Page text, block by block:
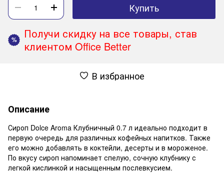
Купить
%
Получи скидку на все товары, став
клиентом Office Better
В избранное
Описание
Сироп Dolce Aroma Клубничный 0.7 л идеально подходит в
первую очередь для различных кофейных напитков. Также
его можно добавлять в коктейли, десерты и в мороженое.
По вкусу сироп напоминает спелую, сочную клубнику с
легкой кислинкой и насыщенным послевкусием.